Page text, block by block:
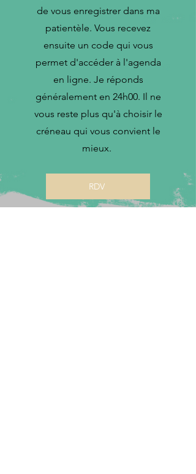
de vous enregistrer dans ma
patientèle. Vous recevez
ensuite un code qui vous
permet d'accéder à l'agenda
en ligne. Je réponds
généralement en 24h00. Il ne
vous reste plus qu'à choisir le
créneau qui vous convient le
mieux.
RDV